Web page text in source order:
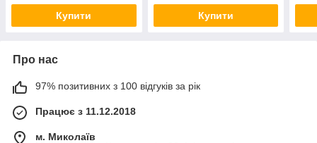
Купити Купити
Про нас
97% позитивних з 100 відгуків за рік
Працює з 11.12.2018
м. Миколаїв